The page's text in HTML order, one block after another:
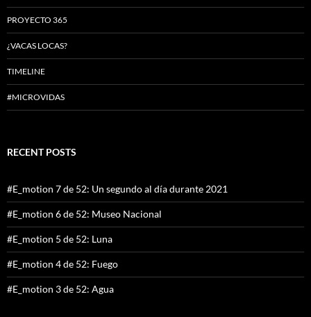
PROYECTO 365
¿VACAS LOCAS?
TIMELINE
#MICROVIDAS
RECENT POSTS
#E_motion 7 de 52: Un segundo al día durante 2021
#E_motion 6 de 52: Museo Nacional
#E_motion 5 de 52: Luna
#E_motion 4 de 52: Fuego
#E_motion 3 de 52: Agua